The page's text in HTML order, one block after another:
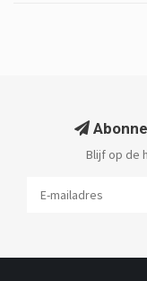
Blijf op de